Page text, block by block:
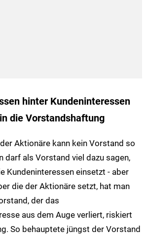
hinter Kundeninteressen
die Vorstandshaftung
Aktionäre kann kein Vorstand so
darf als Vorstand viel dazu sagen,
Kundeninteressen einsetzt - aber
die der Aktionäre setzt, hat man
der das
aus dem Auge verliert, riskiert
So behauptete jüngst der Vorstand